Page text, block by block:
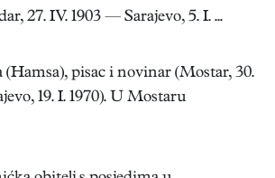
27. IV. 1903 — Sarajevo, 5. I. ...
pisac i novinar (Mostar, 30.
19. I. 1970). U Mostaru